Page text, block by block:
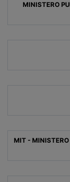
MINISTERO
MIT - MINISTERO